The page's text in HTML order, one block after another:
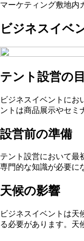
マーケティング敷地内
ビジネスイベ
テント設営の
ビジネスイベントにお
ントは商品展示やセミ
設営前の準備
テント設営において最
専門的な知識が必要に
天候の影響
ビジネスイベントは天
る必要があります。天